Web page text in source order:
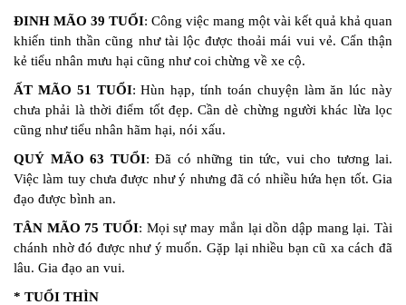
ĐINH MÃO 39 TUỔI: Công việc mang một vài kết quả khả quan
khiến tinh thần cũng như tài lộc được thoải mái vui vẻ. Cẩn thận
kẻ tiểu nhân mưu hại cũng như coi chừng về xe cộ.
ẤT MÃO 51 TUỔI: Hùn hạp, tính toán chuyện làm ăn lúc này
chưa phải là thời điểm tốt đẹp. Cần dè chừng người khác lừa lọc
cũng như tiểu nhân hãm hại, nói xấu.
QUÝ MÃO 63 TUỔI: Đã có những tin tức, vui cho tương lai.
Việc làm tuy chưa được như ý nhưng đã có nhiều hứa hẹn tốt. Gia
đạo được bình an.
TÂN MÃO 75 TUỔI: Mọi sự may mắn lại dồn dập mang lại. Tài
chánh nhờ đó được như ý muốn. Gặp lại nhiều bạn cũ xa cách đã
lâu. Gia đạo an vui.
* TUỔI THÌN